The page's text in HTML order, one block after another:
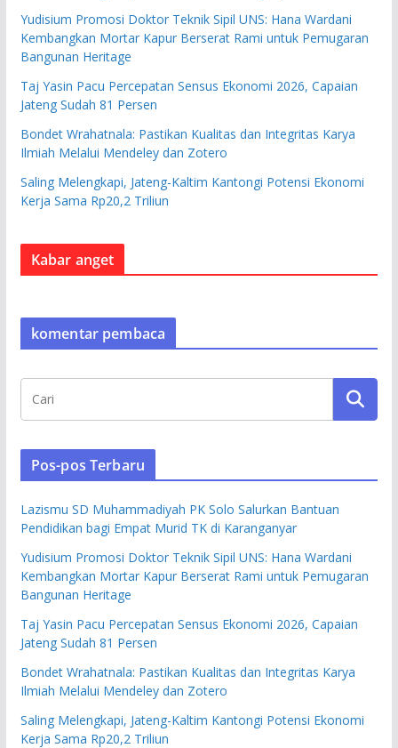
Yudisium Promosi Doktor Teknik Sipil UNS: Hana Wardani
Kembangkan Mortar Kapur Berserat Rami untuk Pemugaran
Bangunan Heritage
Taj Yasin Pacu Percepatan Sensus Ekonomi 2026, Capaian
Jateng Sudah 81 Persen
Bondet Wrahatnala: Pastikan Kualitas dan Integritas Karya
Ilmiah Melalui Mendeley dan Zotero
Saling Melengkapi, Jateng-Kaltim Kantongi Potensi Ekonomi
Kerja Sama Rp20,2 Triliun
Kabar anget
komentar pembaca
Pos-pos Terbaru
Lazismu SD Muhammadiyah PK Solo Salurkan Bantuan
Pendidikan bagi Empat Murid TK di Karanganyar
Yudisium Promosi Doktor Teknik Sipil UNS: Hana Wardani
Kembangkan Mortar Kapur Berserat Rami untuk Pemugaran
Bangunan Heritage
Taj Yasin Pacu Percepatan Sensus Ekonomi 2026, Capaian
Jateng Sudah 81 Persen
Bondet Wrahatnala: Pastikan Kualitas dan Integritas Karya
Ilmiah Melalui Mendeley dan Zotero
Saling Melengkapi, Jateng-Kaltim Kantongi Potensi Ekonomi
Kerja Sama Rp20,2 Triliun